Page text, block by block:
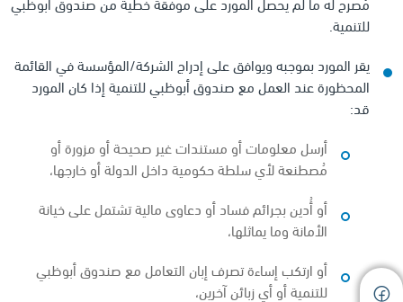
للتنمية.
يقر المورد بموجبه ويوافق على إدراج الشركة/المؤسسة في القائمة
المحظورة عند العمل مع صندوق أبوظبي للتنمية إذا كان المورد
قد:
أرسل معلومات أو مستندات غير صحيحة أو مزورة أو
مُصطنعة لأي سلطة حكومية داخل الدولة أو خارجها،
أو أُدين بجرائم فساد أو دعاوى مالية تشتمل على خيانة
الأمانة وما يماثلها،
أو ارتكب إساءة تصرف إبان التعامل مع صندوق أبوظبي
للتنمية أو أي زبائن آخرين،